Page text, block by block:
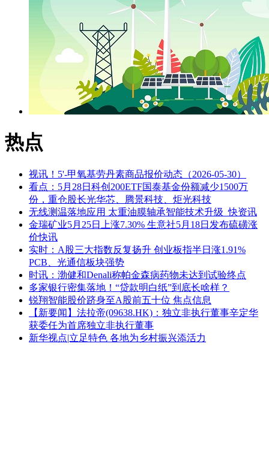
热点
视讯！5'-甲氧基劳丹素商品报价动态（2026-05-30）
看点：5月28日科创200ETF国泰基金份额减少1500万
份，重仓股长光华芯、腾景科技、炬光科技
无线测温落地应用 太重油膜轴承智能技术升级_快资讯
金瑞矿业5月25日上涨7.30% 生意社5月18日发布硫磺涨
价快讯
实时：A股三大指数反复扬升 创业板指半日涨1.91%
PCB、光通信板块强势
时讯：渤健和Denali称帕金森病药物未达到试验终点
多家银行密集落地！“贷款明白纸”到底长啥样？
锐翔智能股价跻身至A股前五十位 焦点信息
【新要闻】法拉帝(09638.HK)：独立非执行董事辛定华
获委任为首席独立非执行董事
新华视点|立足特色 各地为乡村振兴添活力